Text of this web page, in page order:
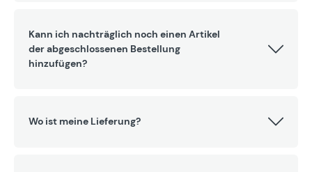
Kann ich nachträglich noch einen Artikel
der abgeschlossenen Bestellung
hinzufügen?
Wo ist meine Lieferung?